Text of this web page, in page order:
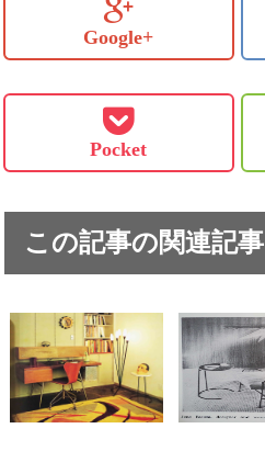
Google+
Pocket
この記事の関連記事